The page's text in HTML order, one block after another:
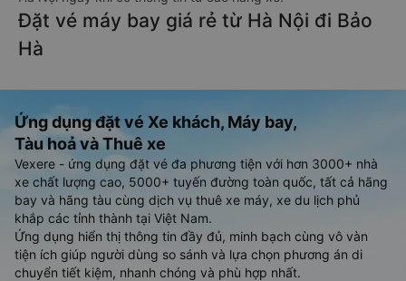
Đặt vé máy bay giá rẻ từ Hà Nội đi Bảo
Hà
Ứng dụng đặt vé Xe khách, Máy bay,
Tàu hoả và Thuê xe
Vexere - ứng dụng đặt vé đa phương tiện với hơn 3000+ nhà
xe chất lượng cao, 5000+ tuyến đường toàn quốc, tất cả hãng
bay và hãng tàu cùng dịch vụ thuê xe máy, xe du lịch phủ
khắp các tỉnh thành tại Việt Nam.
Ứng dụng hiển thị thông tin đầy đủ, minh bạch cùng vô vàn
tiện ích giúp người dùng so sánh và lựa chọn phương án di
chuyển tiết kiệm, nhanh chóng và phù hợp nhất.